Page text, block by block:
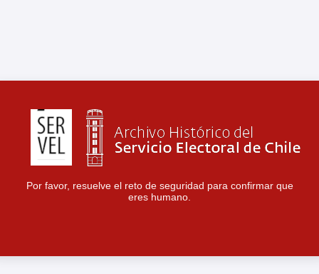
Por favor, resuelve el reto de seguridad para confirmar que
eres humano.